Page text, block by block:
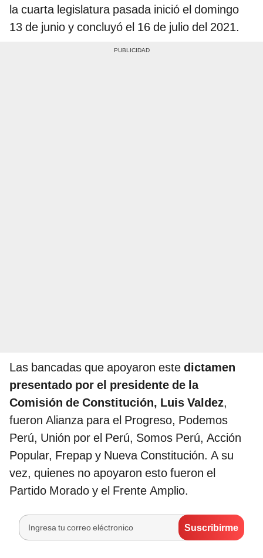
la cuarta legislatura pasada inició el domingo
13 de junio y concluyó el 16 de julio del 2021.
Las bancadas que apoyaron este dictamen
presentado por el presidente de la
Comisión de Constitución, Luis Valdez,
fueron Alianza para el Progreso, Podemos
Perú, Unión por el Perú, Somos Perú, Acción
Popular, Frepap y Nueva Constitución. A su
vez, quienes no apoyaron esto fueron el
Partido Morado y el Frente Amplio.